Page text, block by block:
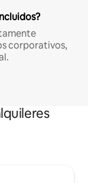
corporativos,